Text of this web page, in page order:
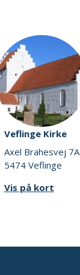
Veflinge Kirke
Axel Brahesvej 7A
5474 Veflinge
Vis på kort